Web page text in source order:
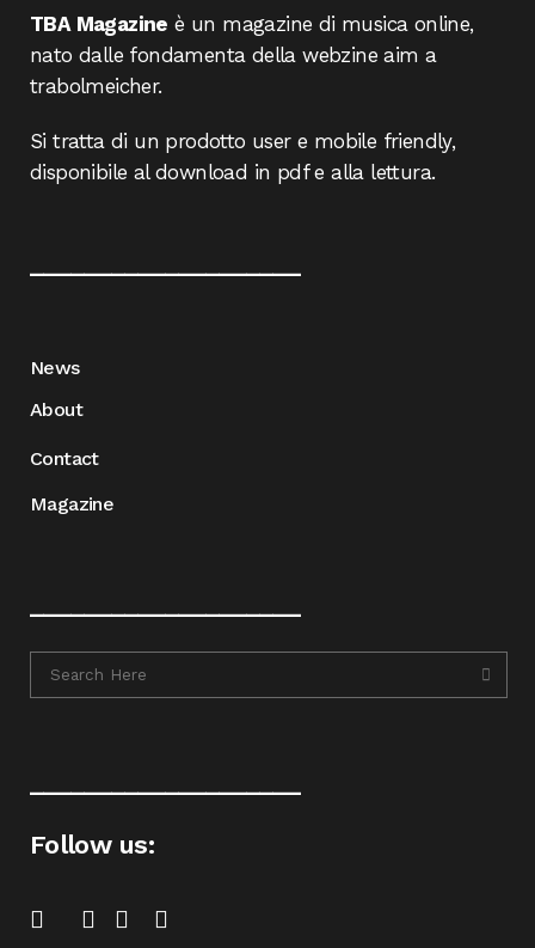
TBA Magazine è un magazine di musica online,
nato dalle fondamenta della webzine aim a
trabolmeicher.
Si tratta di un prodotto user e mobile friendly,
disponibile al download in pdf e alla lettura.
News
About
Contact
Magazine
Follow us: